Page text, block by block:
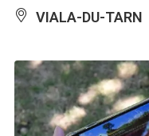
VIALA-DU-TARN